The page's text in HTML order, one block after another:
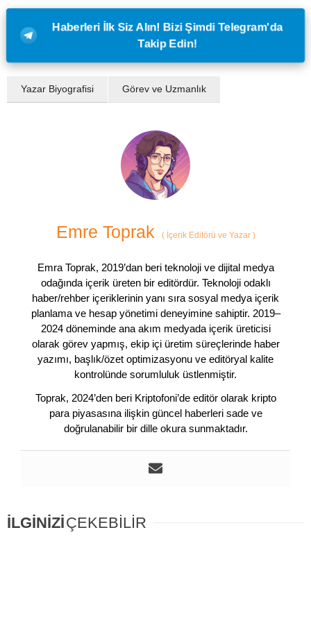
Haberleri İlk Siz Alın! Bizi Şimdi Telegram'da
Takip Edin!
Yazar Biyografisi Görev ve Uzmanlık
Emre Toprak (İçerik Editörü ve Yazar )
Emra Toprak, 2019’dan beri teknoloji ve dijital medya
odağında içerik üreten bir editördür. Teknoloji odaklı
haber/rehber içeriklerinin yanı sıra sosyal medya içerik
planlama ve hesap yönetimi deneyimine sahiptir. 2019–
2024 döneminde ana akım medyada içerik üreticisi
olarak görev yapmış, ekip içi üretim süreçlerinde haber
yazımı, başlık/özet optimizasyonu ve editöryal kalite
kontrolünde sorumluluk üstlenmiştir.
Toprak, 2024’den beri Kriptofoni’de editör olarak kripto
para piyasasına ilişkin güncel haberleri sade ve
doğrulanabilir bir dille okura sunmaktadır.
İLGİNİZİÇEKEBİLİR